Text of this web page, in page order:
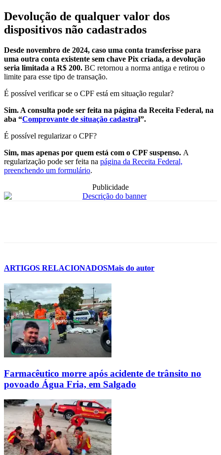
Devolução de qualquer valor dos
dispositivos não cadastrados
Desde novembro de 2024, caso uma conta transferisse para
uma outra conta existente sem chave Pix criada, a devolução
seria limitada a R$ 200. BC retornou a norma antiga e retirou o
limite para esse tipo de transação.
É possível verificar se o CPF está em situação regular?
Sim. A consulta pode ser feita na página da Receita Federal, na
aba “Comprovante de situação cadastral”.
É possível regularizar o CPF?
Sim, mas apenas por quem está com o CPF suspenso. A
regularização pode ser feita na página da Receita Federal,
preenchendo um formulário.
Publicidade
ARTIGOS RELACIONADOSMais do autor
Farmacêutico morre após acidente de trânsito no
povoado Água Fria, em Salgado